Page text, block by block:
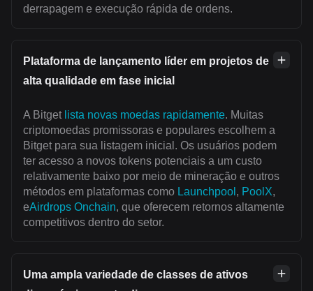
derrapagem e execução rápida de ordens.
Plataforma de lançamento líder em projetos de
alta qualidade em fase inicial
A Bitget lista novas moedas rapidamente. Muitas
criptomoedas promissoras e populares escolhem a
Bitget para sua listagem inicial. Os usuários podem
ter acesso a novos tokens potenciais a um custo
relativamente baixo por meio de mineração e outros
métodos em plataformas como Launchpool , PoolX,
eAirdrops Onchain, que oferecem retornos altamente
competitivos dentro do setor.
Uma ampla variedade de classes de ativos